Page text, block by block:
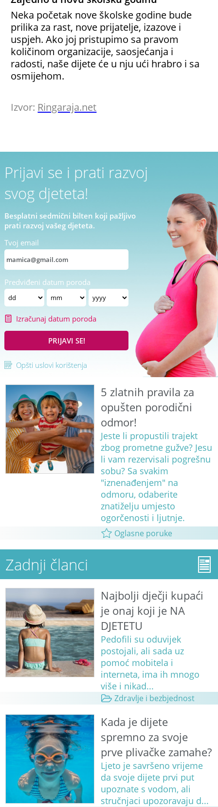
Neka početak nove školske godine bude
prilika za rast, nove prijatelje, izazove i
uspjeh. Ako joj pristupimo sa pravom
količinom organizacije, saosjećanja i
radosti, naše dijete će u nju ući hrabro i sa
osmijehom.
Izvor: Ringaraja.net
Prijavi se i prati razvoj
svog djeteta!
Besplatni sedmični bilten koji pažljivo
prati razvoj vašeg djeteta.
Tvoj email
Predviđeni datum poroda
Izračunaj datum poroda
PRIJAVI SE!
Opšti uslovi korištenja
5 zlatnih pravila za
opušten porodični
odmor!
Jeste li propustili trajekt
zbog prometne gužve? Jesu
li vam rezervisali pogrešnu
sobu? Sa svakim
"iznenađenjem" na
odmoru, odaberite
znatiželju umjesto
ogorčenosti i ljutnje.
Oglasne poruke
Zadnji članci
Najbolji dječji kupaći
je onaj koji je NA
DJETETU
Pedofili su oduvijek
postojali, ali sada uz
pomoć mobitela i
interneta, ima ih mnogo
više i nikad...
Zdravlje i bezbjednost
Kada je dijete
spremno za svoje
prve plivačke zamahe?
Ljeto je savršeno vrijeme
da svoje dijete prvi put
upoznate s vodom, ali
stručnjaci upozoravaju d...